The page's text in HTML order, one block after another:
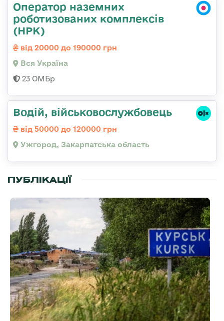
Оператор наземних
роботизованих комплексів
(НРК)
від 20000 до 190000 грн
Вся Україна
23 ОМБр
Водій, військовослужбовець
від 50000 до 120000 грн
Ужгород, Закарпатська область
ПУБЛІКАЦІЇ